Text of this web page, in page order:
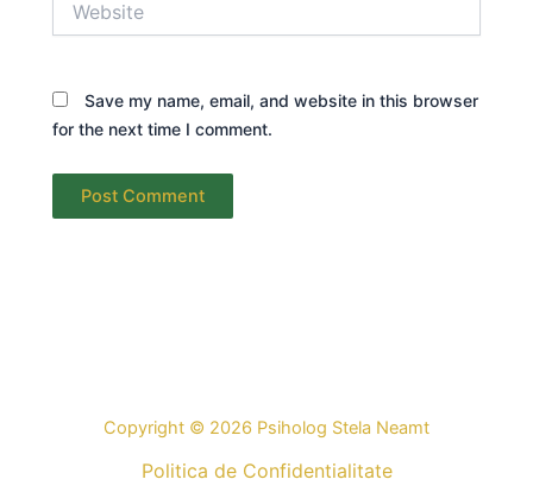
Save my name, email, and website in this browser
for the next time I comment.
Copyright © 2026 Psiholog Stela Neamt
Politica de Confidentialitate